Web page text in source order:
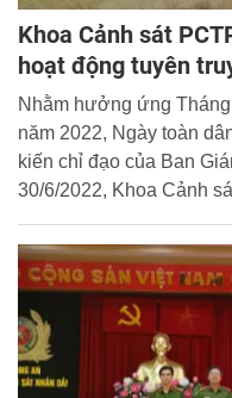
Khoa Cảnh sát
hoạt động tuyên
Nhằm hưởng ứng
năm 2022, Ngày toàn
kiến chỉ đạo của Ban
30/6/2022, Khoa Cảnh
trên địa bàn các quận
và tại Học viện CSND
sinh viên, đoàn viên,